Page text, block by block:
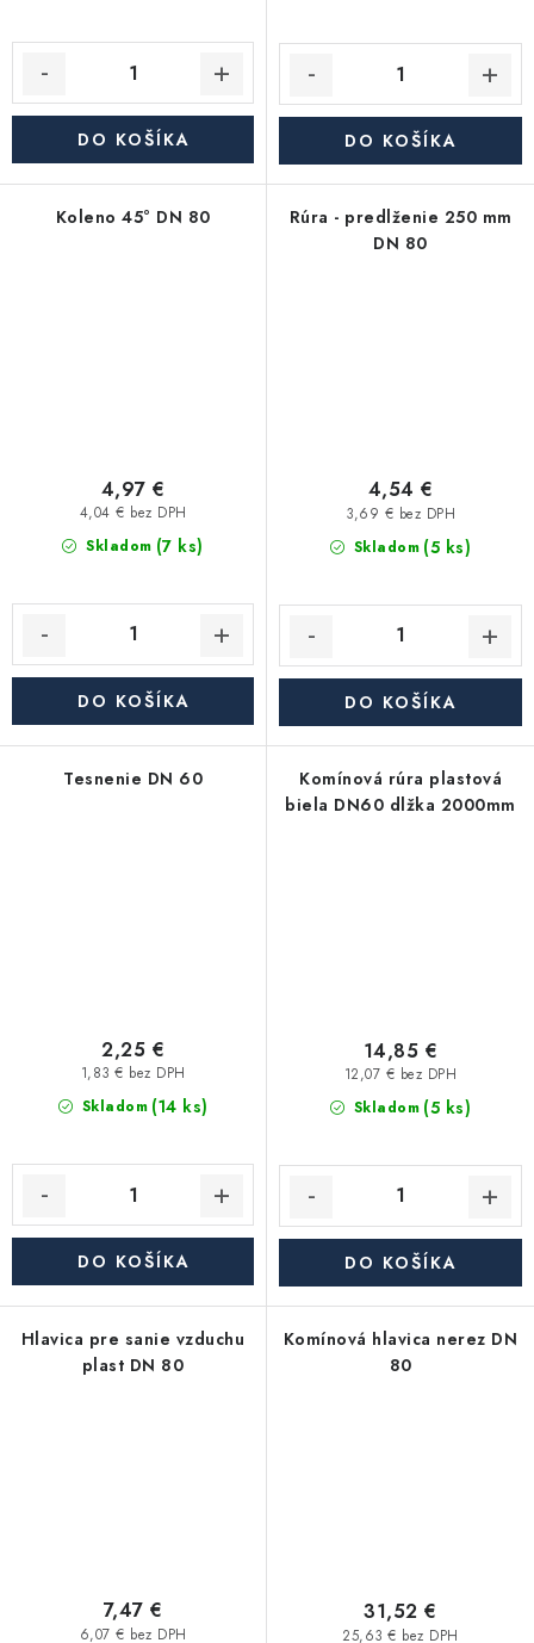
DO KOŠÍKA DO KOŠÍKA
Koleno 45° DN 80
Skladom (7 ks)
4,04 € bez DPH
4,97 €
DO KOŠÍKA
Rúra - predlženie 250 mm
DN 80
Skladom (5 ks)
3,69 € bez DPH
4,54 €
DO KOŠÍKA
Tesnenie DN 60
Skladom (14 ks)
1,83 € bez DPH
2,25 €
DO KOŠÍKA
Komínová rúra plastová
biela DN60 dlžka 2000mm
Skladom (5 ks)
12,07 € bez DPH
14,85 €
DO KOŠÍKA
Hlavica pre sanie vzduchu
plast DN 80
6,07 € bez DPH
7,47 €
Komínová hlavica nerez DN
80
25,63 € bez DPH
31,52 €